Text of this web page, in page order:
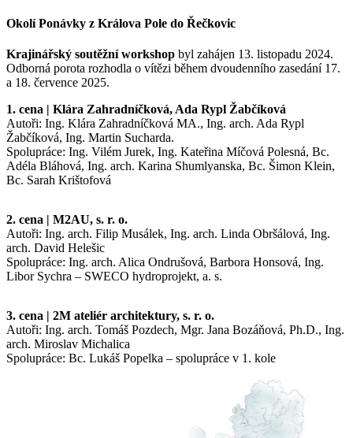
Okolí Ponávky z Králova Pole do Řečkovic
Krajinářský soutěžní workshop byl zahájen 13. listopadu 2024.
Odborná porota rozhodla o vítězi během dvoudenního zasedání 17.
a 18. července 2025.
1. cena | Klára Zahradníčková, Ada Rypl Žabčíková
Autoři: Ing. Klára Zahradníčková MA., Ing. arch. Ada Rypl
Žabčíková, Ing. Martin Sucharda.
Spolupráce: Ing. Vilém Jurek, Ing. Kateřina Míčová Polesná, Bc.
Adéla Bláhová, Ing. arch. Karina Shumlyanska, Bc. Šimon Klein,
Bc. Sarah Krištofová
2. cena | M2AU, s. r. o.
Autoři: Ing. arch. Filip Musálek, Ing. arch. Linda Obršálová, Ing.
arch. David Helešic
Spolupráce: Ing. arch. Alica Ondrušová, Barbora Honsová, Ing.
Libor Sychra – SWECO hydroprojekt, a. s.
3. cena | 2M ateliér architektury, s. r. o.
Autoři: Ing. arch. Tomáš Pozdech, Mgr. Jana Bozáňová, Ph.D., Ing.
arch. Miroslav Michalica
Spolupráce: Bc. Lukáš Popelka – spolupráce v 1. kole